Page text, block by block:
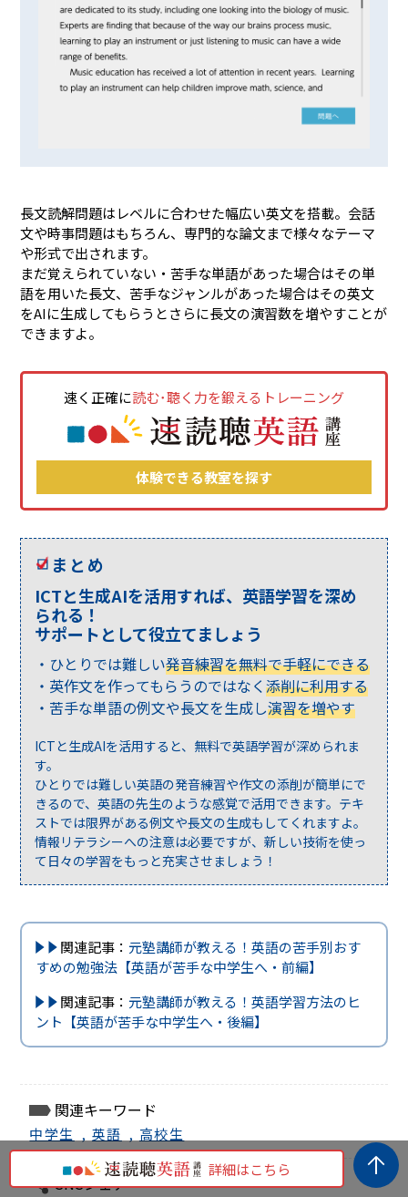
長文読解問題はレベルに合わせた幅広い英文を搭載。会話
文や時事問題はもちろん、専門的な論文まで様々なテーマ
や形式で出されます。
まだ覚えられていない・苦手な単語があった場合はその単
語を用いた長文、苦手なジャンルがあった場合はその英文
をAIに生成してもらうとさらに長文の演習数を増やすことが
できますよ。
速く正確に読む･聴く力を鍛えるトレーニング
体験できる教室を探す
まとめ
ICTと生成AIを活用すれば、英語学習を深め
られる！
サポートとして役立てましょう
ひとりでは難しい発音練習を無料で手軽にできる
英作文を作ってもらうのではなく添削に利用する
苦手な単語の例文や長文を生成し演習を増やす
ICTと生成AIを活用すると、無料で英語学習が深められま
す。
ひとりでは難しい英語の発音練習や作文の添削が簡単にで
きるので、英語の先生のような感覚で活用できます。テキ
ストでは限界がある例文や長文の生成もしてくれますよ。
情報リテラシーへの注意は必要ですが、新しい技術を使っ
て日々の学習をもっと充実させましょう！
詳細はこちら
関連記事：元塾講師が教える！英語の苦手別おす
すめの勉強法【英語が苦手な中学生へ・前編】
関連記事：元塾講師が教える！英語学習方法のヒ
ント【英語が苦手な中学生へ・後編】
関連キーワード
中学生 , 英語 , 高校生
SNSシェア